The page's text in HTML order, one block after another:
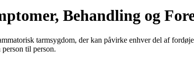
Behandling og
tarmsygdom, der kan påvirke enhver del af
til person.